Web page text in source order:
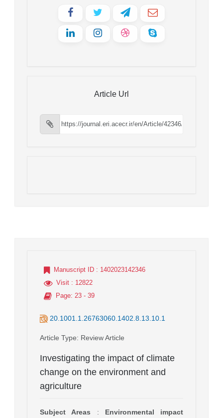
Article Url
Manuscript ID : 1402023142346
Visit : 12822
Page: 23 - 39
20.1001.1.26763060.1402.8.13.10.1
Article Type: Review Article
Investigating the impact of climate
change on the environment and
agriculture
Subject Areas : Environmental impact